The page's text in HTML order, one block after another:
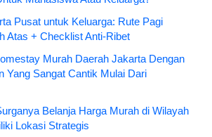
Pusat untuk Keluarga: Rute Pagi
Atas + Checklist Anti-Ribet
Murah Daerah Jakarta Dengan
Yang Sangat Cantik Mulai Dari
Belanja Harga Murah di Wilayah
Lokasi Strategis